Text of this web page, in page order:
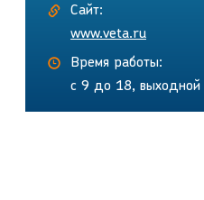
Сайт:
www.veta.ru
Время работы:
с 9 до 18, выходной